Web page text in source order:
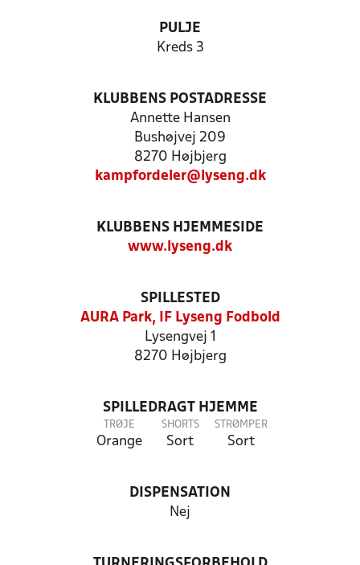
PULJE
Kreds 3
KLUBBENS POSTADRESSE
Annette Hansen
Bushøjvej 209
8270 Højbjerg
kampfordeler@lyseng.dk
KLUBBENS HJEMMESIDE
www.lyseng.dk
SPILLESTED
AURA Park, IF Lyseng Fodbold
Lysengvej 1
8270 Højbjerg
SPILLEDRAGT HJEMME
TRØJE
Orange
SHORTS
Sort
STRØMPER
Sort
DISPENSATION
Nej